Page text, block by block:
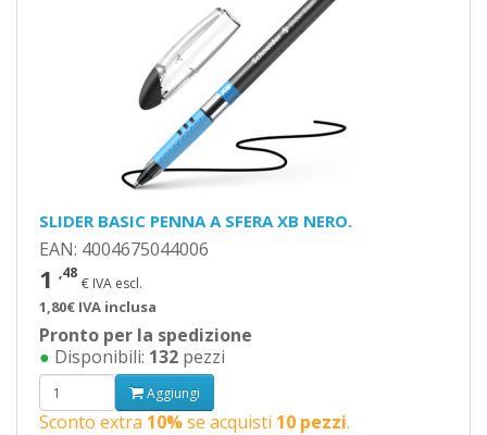
SLIDER BASIC PENNA A SFERA XB NERO.
EAN: 4004675044006
1 ,48
€ IVA escl.
1,80€ IVA inclusa
Pronto per la spedizione
● Disponibili: 132 pezzi
Aggiungi
Sconto extra 10%se acquisti 10 pezzi.